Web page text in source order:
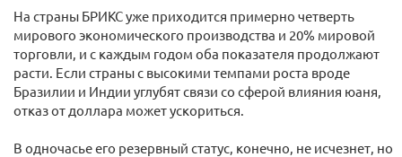
На страны БРИКС уже приходится примерно четверть
мирового экономического производства и 20% мировой
торговли, и с каждым годом оба показателя продолжают
расти. Если страны с высокими темпами роста вроде
Бразилии и Индии углубят связи со сферой влияния юаня,
отказ от доллара может ускориться.
В одночасье его резервный статус, конечно, не исчезнет, но